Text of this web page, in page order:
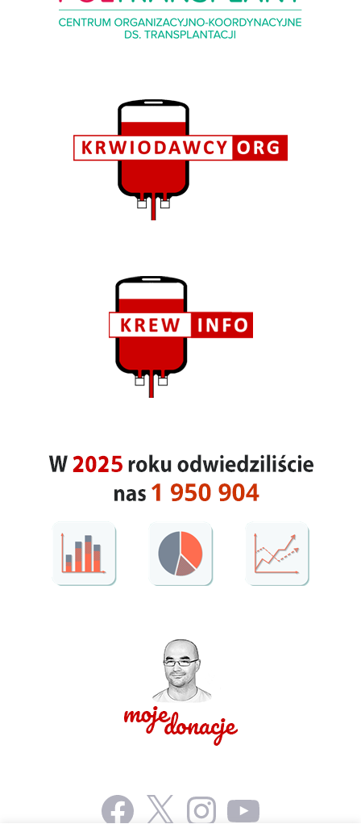
Facebook
X InstagramYouTube